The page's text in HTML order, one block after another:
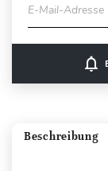
E-Mail-Adresse
notifications_none
Beschreibung